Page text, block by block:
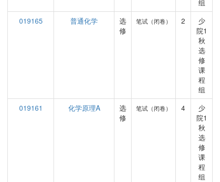
组
019165
普通化学
选
修
笔试（闭卷） 2
少
院1
秋
选
修
课
程
组
019161
化学原理A
选
修
笔试（闭卷） 4
少
院1
秋
选
修
课
程
组